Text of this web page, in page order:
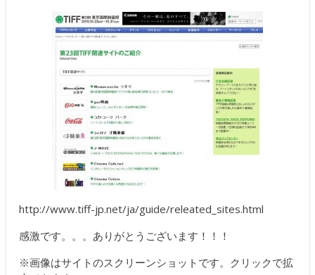
http://www.tiff-jp.net/ja/guide/releated_sites.html
感激です。。。ありがとうございます！！！
※画像はサイトのスクリーンショットです。クリックで拡